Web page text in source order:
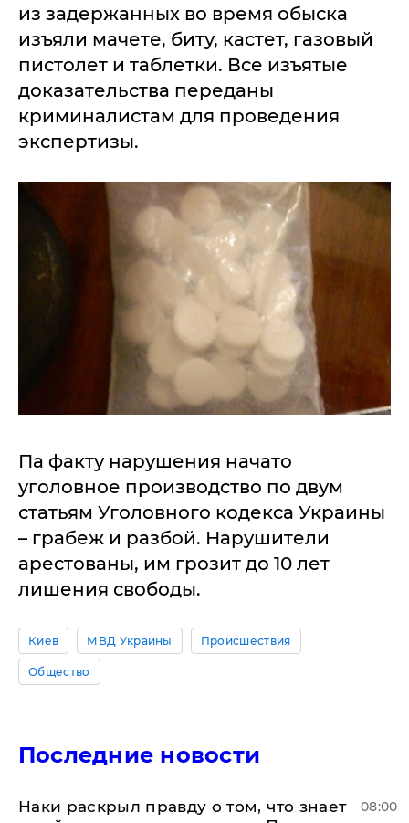
из задержанных во время обыска
изъяли мачете, биту, кастет, газовый
пистолет и таблетки. Все изъятые
доказательства переданы
криминалистам для проведения
экспертизы.
Па факту нарушения начато
уголовное производство по двум
статьям Уголовного кодекса Украины
– грабеж и разбой. Нарушители
арестованы, им грозит до 10 лет
лишения свободы.
Киев МВД Украины Происшествия
Общество
Последние новости
Наки раскрыл правду о том, что знает
08:00